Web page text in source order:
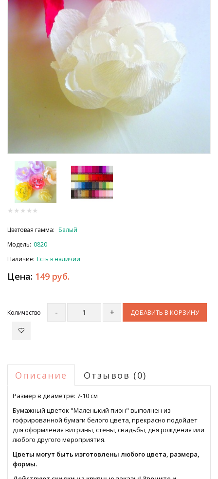
Цветовая гамма: Белый
Модель: 0820
Наличие: Есть в наличии
Цена: 149 руб.
Количество ДОБАВИТЬ В КОРЗИНУ
Описание Отзывов (0)
Размер в диаметре: 7-10 см
Бумажный цветок "Маленький пион" выполнен из
гофрированной бумаги белого цвета, прекрасно подойдет
для оформления витрины, стены, свадьбы, дня рождения или
любого другого мероприятия.
Цветы могут быть изготовлены любого цвета, размера,
формы.